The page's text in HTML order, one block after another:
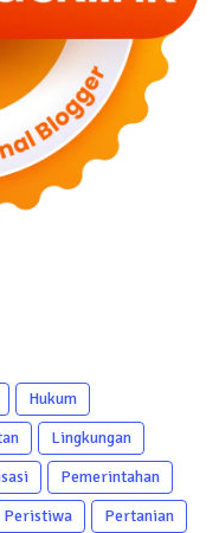
Hukum
Lingkungan
Pemerintahan
Peristiwa Pertanian